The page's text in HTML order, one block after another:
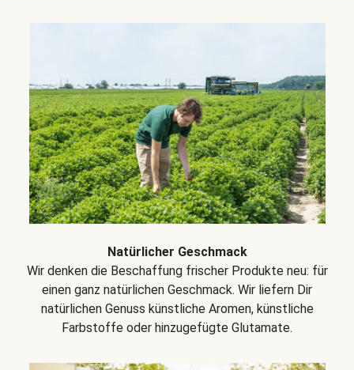
Natürlicher Geschmack
Wir denken die Beschaffung frischer Produkte neu: für
einen ganz natürlichen Geschmack. Wir liefern Dir
natürlichen Genuss künstliche Aromen, künstliche
Farbstoffe oder hinzugefügte Glutamate.